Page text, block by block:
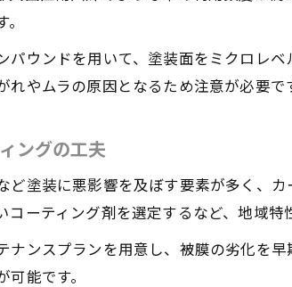
カーコーティングの
新素材のカーコーテ
カーコーティング
信頼のカーコーティ
カーコーティング
パウンドを用いて、塗装面をミクロレ
やムラの原因となるため注意が必要で
ングの工夫
ど塗装に悪影響を及ぼす要素が多く、
ーティング剤を選定するなど、地域特
ナンスプランを用意し、被膜の劣化を
能です。